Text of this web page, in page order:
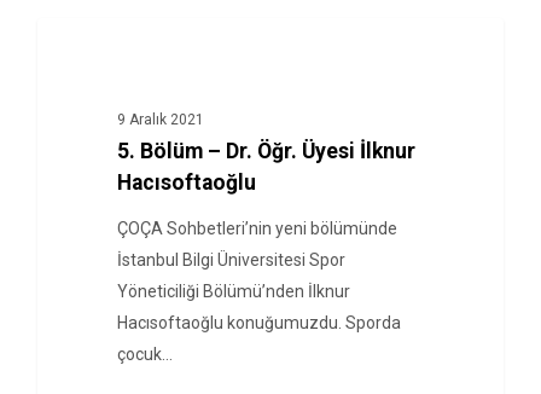
9 Aralık 2021
5. Bölüm – Dr. Öğr. Üyesi İlknur
Hacısoftaoğlu
ÇOÇA Sohbetleri’nin yeni bölümünde
İstanbul Bilgi Üniversitesi Spor
Yöneticiliği Bölümü’nden İlknur
Hacısoftaoğlu konuğumuzdu. Sporda
çocuk…